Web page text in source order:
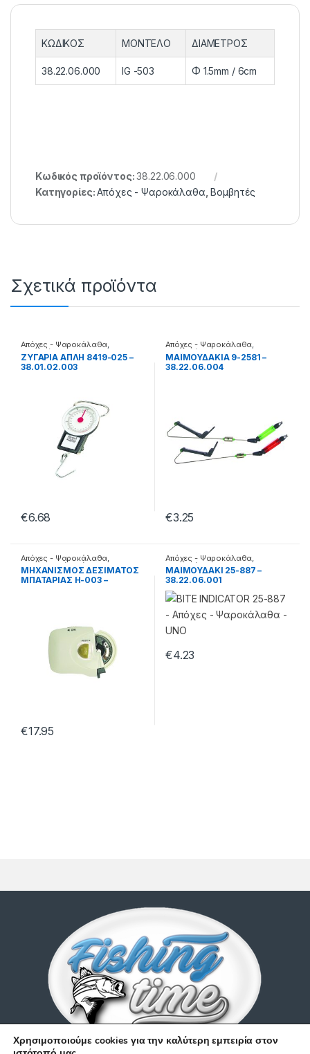
ΚΩΔΙΚΟΣ ΜΟΝΤΕΛΟ ΔΙΑΜΕΤΡΟΣ
38.22.06.000 ΙG -503 Φ 1.5mm / 6cm
Κωδικός προϊόντος:38.22.06.000
Κατηγορίες:Απόχες - Ψαροκάλαθα ,Βομβητές
Σχετικά προϊόντα
Απόχες - Ψαροκάλαθα,
Ζυγαριές
ΖΥΓΑΡΙΑ ΑΠΛΗ 8419-025 –
38.01.02.003
€6.68
Απόχες - Ψαροκάλαθα,
Βομβητές
ΜΑΪΜΟΥΔΑΚΙΑ 9-2581 –
38.22.06.004
€3.25
Απόχες - Ψαροκάλαθα
Μηχανισμοί δεσίματος
ΜΗΧΑΝΙΣΜΟΣ ΔΕΣΙΜΑΤΟΣ
ΜΠΑΤΑΡΙΑΣ H-003 –
€17.95
Απόχες - Ψαροκάλαθα
Βομβητές
ΜΑΪΜΟΥΔΑΚΙ 25-887 –
38.22.06.001
€4.23
Χρησιμοποιούμε cookies για την καλύτερη εμπειρία στον